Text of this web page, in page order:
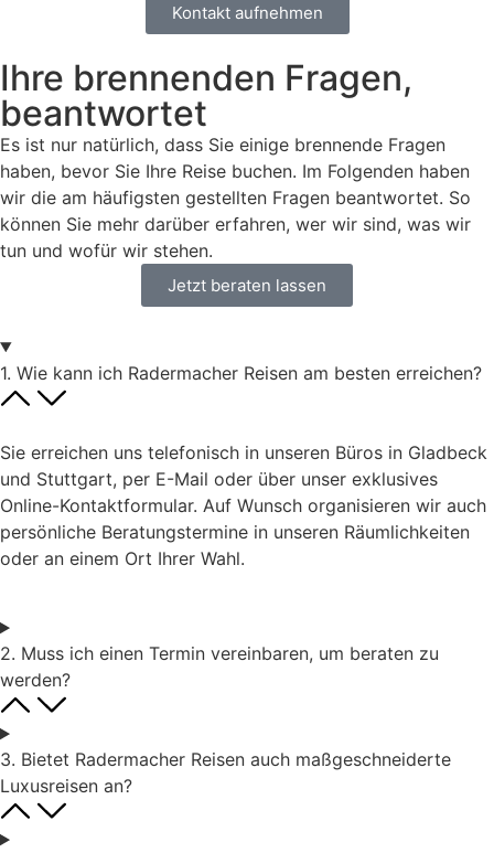
Kontakt aufnehmen
Ihre brennenden Fragen,
beantwortet
Es ist nur natürlich, dass Sie einige brennende Fragen
haben, bevor Sie Ihre Reise buchen. Im Folgenden haben
wir die am häufigsten gestellten Fragen beantwortet. So
können Sie mehr darüber erfahren, wer wir sind, was wir
tun und wofür wir stehen.
Jetzt beraten lassen
1. Wie kann ich Radermacher Reisen am besten erreichen?
Sie erreichen uns telefonisch in unseren Büros in Gladbeck
und Stuttgart, per E-Mail oder über unser exklusives
Online-Kontaktformular. Auf Wunsch organisieren wir auch
persönliche Beratungstermine in unseren Räumlichkeiten
oder an einem Ort Ihrer Wahl.
2. Muss ich einen Termin vereinbaren, um beraten zu
werden?
3. Bietet Radermacher Reisen auch maßgeschneiderte
Luxusreisen an?